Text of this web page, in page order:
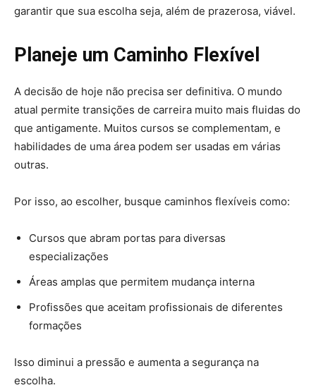
garantir que sua escolha seja, além de prazerosa, viável.
Planeje um Caminho Flexível
A decisão de hoje não precisa ser definitiva. O mundo
atual permite transições de carreira muito mais fluidas do
que antigamente. Muitos cursos se complementam, e
habilidades de uma área podem ser usadas em várias
outras.
Por isso, ao escolher, busque caminhos flexíveis como:
Cursos que abram portas para diversas
especializações
Áreas amplas que permitem mudança interna
Profissões que aceitam profissionais de diferentes
formações
Isso diminui a pressão e aumenta a segurança na
escolha.